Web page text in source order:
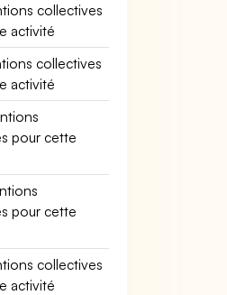
collectives
activité
collectives
activité
pour cette
pour cette
collectives
activité